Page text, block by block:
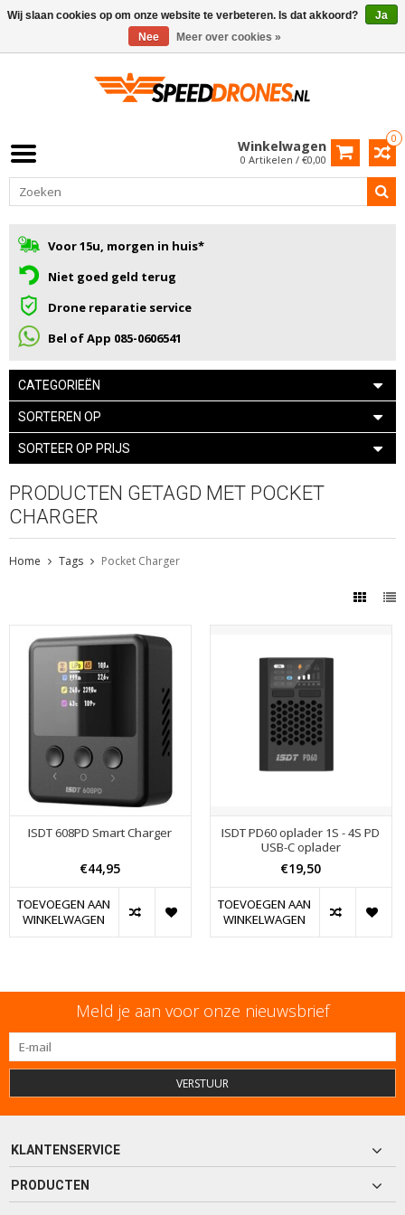
0
Winkelwagen
0 Artikelen / €0,00
Voor 15u, morgen in huis*
Niet goed geld terug
Drone reparatie service
Bel of App 085-0606541
CATEGORIEËN
SORTEREN OP
SORTEER OP PRIJS
PRODUCTEN GETAGD MET POCKET
CHARGER
Home Tags Pocket Charger
ISDT 608PD Smart Charger
€44,95
TOEVOEGEN AAN
WINKELWAGEN
ISDT PD60 oplader 1S - 4S PD
USB-C oplader
€19,50
TOEVOEGEN AAN
WINKELWAGEN
Meld je aan voor onze nieuwsbrief
VERSTUUR
KLANTENSERVICE
PRODUCTEN
Wij slaan cookies op om onze website te verbeteren. Is dat akkoord?
Ja
Nee
Meer over cookies »